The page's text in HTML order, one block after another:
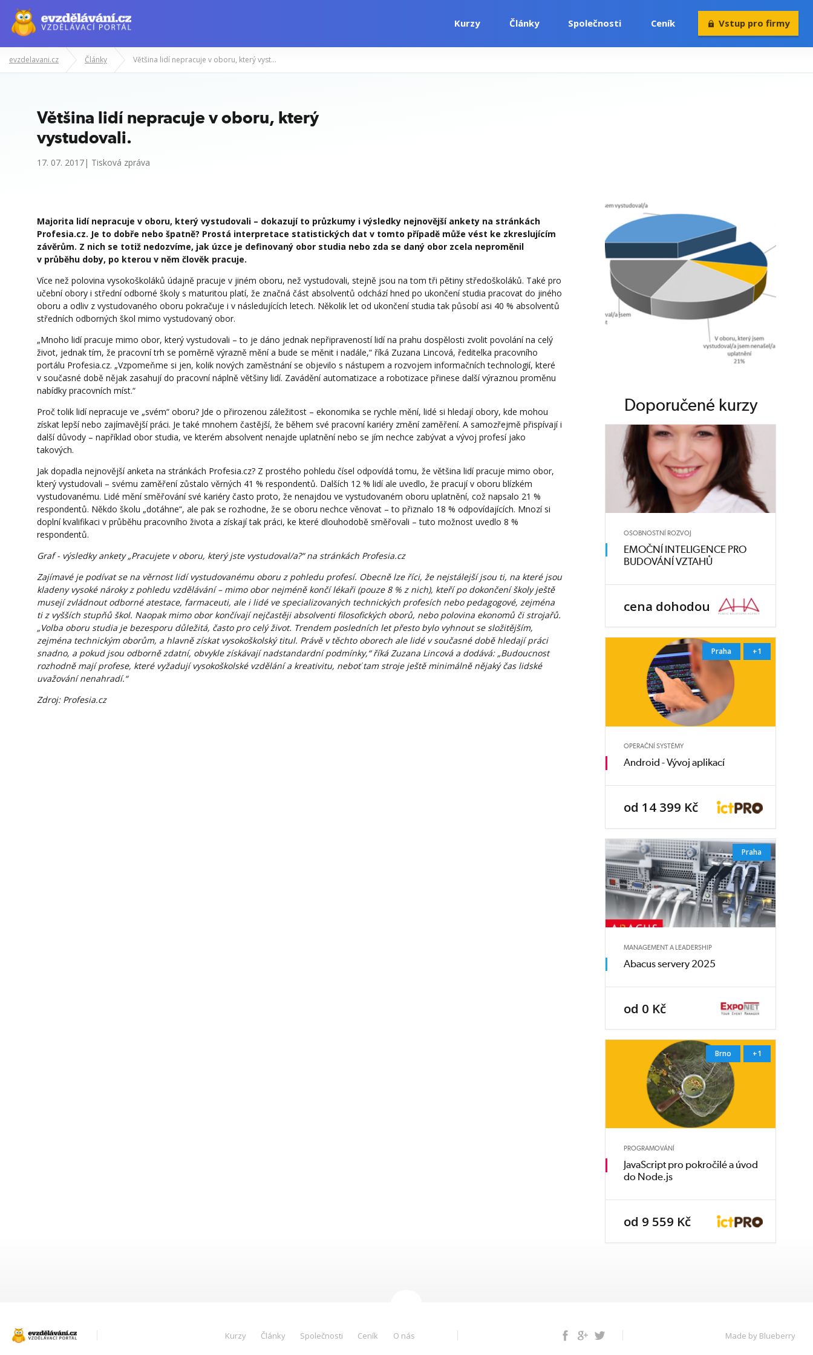
Kurzy Články Společnosti Ceník Vstup pro firmy
evzdelavani.cz Články Většina lidí nepracuje v oboru, který vystudovali.
Většina lidí nepracuje v oboru, který
vystudovali.
17. 07. 2017| Tisková zpráva
Majorita lidí nepracuje v oboru, který vystudovali – dokazují to průzkumy i výsledky nejnovější ankety na stránkách
Profesia.cz. Je to dobře nebo špatně? Prostá interpretace statistických dat v tomto případě může vést ke zkreslujícím
závěrům. Z nich se totiž nedozvíme, jak úzce je definovaný obor studia nebo zda se daný obor zcela neproměnil
v průběhu doby, po kterou v něm člověk pracuje.
Více než polovina vysokoškoláků údajně pracuje v jiném oboru, než vystudovali, stejně jsou na tom tři pětiny středoškoláků. Také pro
učební obory i střední odborné školy s maturitou platí, že značná část absolventů odchází hned po ukončení studia pracovat do jiného
oboru a odliv z vystudovaného oboru pokračuje i v následujících letech. Několik let od ukončení studia tak působí asi 40 % absolventů
středních odborných škol mimo vystudovaný obor.
„Mnoho lidí pracuje mimo obor, který vystudovali – to je dáno jednak nepřipraveností lidí na prahu dospělosti zvolit povolání na celý
život, jednak tím, že pracovní trh se poměrně výrazně mění a bude se měnit i nadále,“ říká Zuzana Lincová, ředitelka pracovního
portálu Profesia.cz. „Vzpomeňme si jen, kolik nových zaměstnání se objevilo s nástupem a rozvojem informačních technologií, které
v současné době nějak zasahují do pracovní náplně většiny lidí. Zavádění automatizace a robotizace přinese další výraznou proměnu
nabídky pracovních míst.“
Proč tolik lidí nepracuje ve „svém“ oboru? Jde o přirozenou záležitost – ekonomika se rychle mění, lidé si hledají obory, kde mohou
získat lepší nebo zajímavější práci. Je také mnohem častější, že během své pracovní kariéry změní zaměření. A samozřejmě přispívají i
další důvody – například obor studia, ve kterém absolvent nenajde uplatnění nebo se jím nechce zabývat a vývoj profesí jako
takových.
Jak dopadla nejnovější anketa na stránkách Profesia.cz? Z prostého pohledu čísel odpovídá tomu, že většina lidí pracuje mimo obor,
který vystudovali – svému zaměření zůstalo věrných 41 % respondentů. Dalších 12 % lidí ale uvedlo, že pracují v oboru blízkém
vystudovanému. Lidé mění směřování své kariéry často proto, že nenajdou ve vystudovaném oboru uplatnění, což napsalo 21 %
respondentů. Někdo školu „dotáhne“, ale pak se rozhodne, že se oboru nechce věnovat – to přiznalo 18 % odpovídajících. Mnozí si
doplní kvalifikaci v průběhu pracovního života a získají tak práci, ke které dlouhodobě směřovali – tuto možnost uvedlo 8 %
respondentů.
Graf - výsledky ankety „Pracujete v oboru, který jste vystudoval/a?“ na stránkách Profesia.cz
Zajímavé je podívat se na věrnost lidí vystudovanému oboru z pohledu profesí. Obecně lze říci, že nejstálejší jsou ti, na které jsou
kladeny vysoké nároky z pohledu vzdělávání – mimo obor nejméně končí lékaři (pouze 8 % z nich), kteří po dokončení školy ještě
musejí zvládnout odborné atestace, farmaceuti, ale i lidé ve specializovaných technických profesích nebo pedagogové, zejména
ti z vyšších stupňů škol. Naopak mimo obor končívají nejčastěji absolventi filosofických oborů, nebo polovina ekonomů či strojařů.
„Volba oboru studia je bezesporu důležitá, často pro celý život. Trendem posledních let přesto bylo vyhnout se složitějším,
zejména technickým oborům, a hlavně získat vysokoškolský titul. Právě v těchto oborech ale lidé v současné době hledají práci
snadno, a pokud jsou odborně zdatní, obvykle získávají nadstandardní podmínky,“ říká Zuzana Lincová a dodává: „Budoucnost
rozhodně mají profese, které vyžadují vysokoškolské vzdělání a kreativitu, neboť tam stroje ještě minimálně nějaký čas lidské
uvažování nenahradí.“
Zdroj: Profesia.cz
Doporučené kurzy
OSOBNOSTNÍ ROZVOJ
EMOČNÍ INTELIGENCE PRO
BUDOVÁNÍ VZTAHŮ
cena dohodou
Praha +1
OPERAČNÍ SYSTÉMY
Android - Vývoj aplikací
od 14 399 Kč
Praha
MANAGEMENT A LEADERSHIP
Abacus servery 2025
od 0 Kč
Brno +1
PROGRAMOVÁNÍ
JavaScript pro pokročilé a úvod
do Node.js
od 9 559 Kč
Kurzy Články Společnosti Ceník O nás Facebook
Google+Twitter Made by Blueberry